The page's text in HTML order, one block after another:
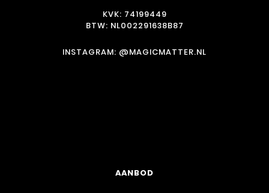
KVK: 74199449
BTW: NL002291638B87
INSTAGRAM: @MAGICMATTER.NL
AANBOD